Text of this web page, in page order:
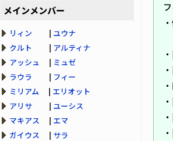
メインメンバー
リィン | ユウナ
クルト
| アルティナ
アッシュ
| ミュゼ
ラウラ | フィー
ミリアム | エリオット
アリサ | ユーシス
マキアス | エマ
ガイウス | サラ